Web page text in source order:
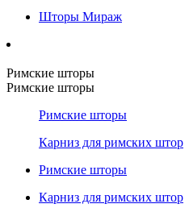
Шторы Мираж
Римские шторы
Римские шторы
Римские шторы
Карниз для римских штор
Римские шторы
Карниз для римских штор